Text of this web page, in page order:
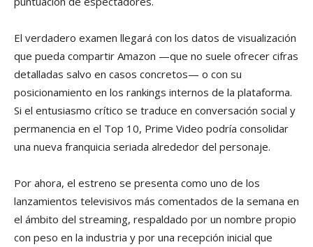
El verdadero examen llegará con los datos de visualización
que pueda compartir Amazon —que no suele ofrecer cifras
detalladas salvo en casos concretos— o con su
posicionamiento en los rankings internos de la plataforma.
Si el entusiasmo crítico se traduce en conversación social y
permanencia en el Top 10, Prime Video podría consolidar
una nueva franquicia seriada alrededor del personaje.
Por ahora, el estreno se presenta como uno de los
lanzamientos televisivos más comentados de la semana en
el ámbito del streaming, respaldado por un nombre propio
con peso en la industria y por una recepción inicial que